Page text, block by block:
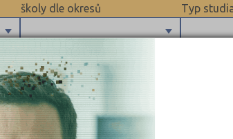
Typ
školy dle okresů
ZÁZNAMY, PŘEFORMULUJTE